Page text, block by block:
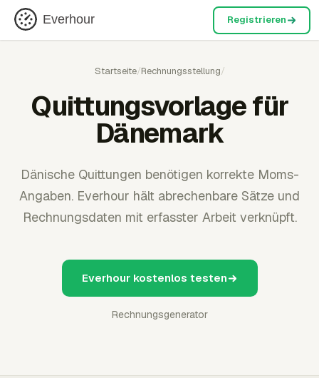
Everhour Registrieren
Startseite/Rechnungsstellung/
Quittungsvorlage für
Dänemark
Dänische Quittungen benötigen korrekte Moms-
Angaben. Everhour hält abrechenbare Sätze und
Rechnungsdaten mit erfasster Arbeit verknüpft.
Everhour kostenlos testen
Rechnungsgenerator